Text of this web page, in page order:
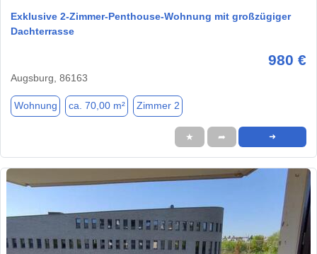
Exklusive 2-Zimmer-Penthouse-Wohnung mit großzügiger
Dachterrasse
980 €
Augsburg, 86163
Wohnung ca. 70,00 m² Zimmer 2
★ ➦ ➜